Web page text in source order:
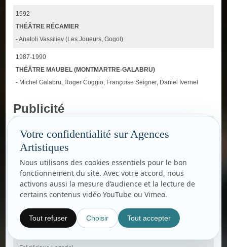
1992
THÉÂTRE RÉCAMIER
- Anatoli Vassiliev (Les Joueurs, Gogol)
1987-1990
THÉÂTRE MAUBEL (MONTMARTRE-GALABRU)
- Michel Galabru, Roger Coggio, Françoise Seigner, Daniel Ivernel
Publicité
EUROPCAR AUTO-LIBERTÉ
- Gustav JOHANSSON
1987
COCA-COLA
Télévision
2021
Votre confidentialité sur Agences
Artistiques
Nous utilisons des cookies essentiels pour le bon
fonctionnement du site. Avec votre accord, nous
activons aussi la mesure d’audience et la lecture de
certains contenus vidéo YouTube ou Vimeo.
Tout refuser Choisir Tout accepter